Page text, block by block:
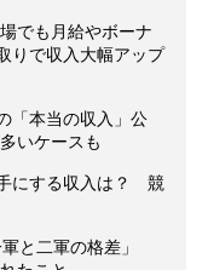
でも月給やボーナ
りで収入大幅アップ
「本当の収入」公
いケースも
にする収入は？ 競
軍と二軍の格差」